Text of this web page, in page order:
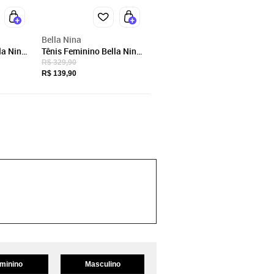
Nina
Bella Nina
Tênis Feminino Bella Nina
Casual Dia A Dia
Confortável Estilo
R$ 329,90
R$ 139,90
Masculino